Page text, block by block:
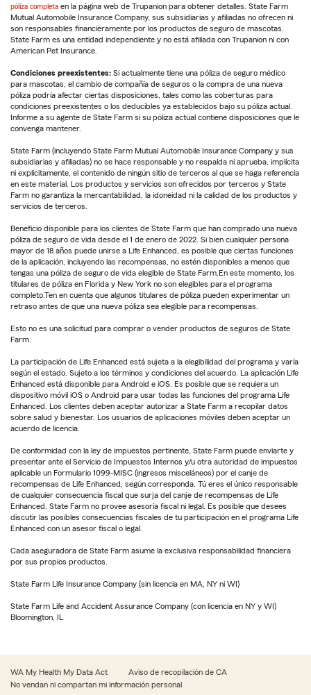
póliza completa en la página web de Trupanion para obtener detalles. State Farm
Mutual Automobile Insurance Company, sus subsidiarias y afiliadas no ofrecen ni
son responsables financieramente por los productos de seguro de mascotas.
State Farm es una entidad independiente y no está afiliada con Trupanion ni con
American Pet Insurance.
Condiciones preexistentes: Si actualmente tiene una póliza de seguro médico
para mascotas, el cambio de compañía de seguros o la compra de una nueva
póliza podría afectar ciertas disposiciones, tales como las coberturas para
condiciones preexistentes o los deducibles ya establecidos bajo su póliza actual.
Informe a su agente de State Farm si su póliza actual contiene disposiciones que le
convenga mantener.
State Farm (incluyendo State Farm Mutual Automobile Insurance Company y sus
subsidiarias y afiliadas) no se hace responsable y no respalda ni aprueba, implícita
ni explícitamente, el contenido de ningún sitio de terceros al que se haga referencia
en este material. Los productos y servicios son ofrecidos por terceros y State
Farm no garantiza la mercantabilidad, la idoneidad ni la calidad de los productos y
servicios de terceros.
Beneficio disponible para los clientes de State Farm que han comprado una nueva
póliza de seguro de vida desde el 1 de enero de 2022. Si bien cualquier persona
mayor de 18 años puede unirse a Life Enhanced, es posible que ciertas funciones
de la aplicación, incluyendo las recompensas, no estén disponibles a menos que
tengas una póliza de seguro de vida elegible de State Farm.En este momento, los
titulares de póliza en Florida y New York no son elegibles para el programa
completo.Ten en cuenta que algunos titulares de póliza pueden experimentar un
retraso antes de que una nueva póliza sea elegible para recompensas.
Esto no es una solicitud para comprar o vender productos de seguros de State
Farm.
La participación de Life Enhanced está sujeta a la elegibilidad del programa y varía
según el estado. Sujeto a los términos y condiciones del acuerdo. La aplicación Life
Enhanced está disponible para Android e iOS. Es posible que se requiera un
dispositivo móvil iOS o Android para usar todas las funciones del programa Life
Enhanced. Los clientes deben aceptar autorizar a State Farm a recopilar datos
sobre salud y bienestar. Los usuarios de aplicaciones móviles deben aceptar un
acuerdo de licencia.
De conformidad con la ley de impuestos pertinente, State Farm puede enviarte y
presentar ante el Servicio de Impuestos Internos y/u otra autoridad de impuestos
aplicable un Formulario 1099-MISC (ingresos misceláneos) por el canje de
recompensas de Life Enhanced, según corresponda. Tú eres el único responsable
de cualquier consecuencia fiscal que surja del canje de recompensas de Life
Enhanced. State Farm no provee asesoría fiscal ni legal. Es posible que desees
discutir las posibles consecuencias fiscales de tu participación en el programa Life
Enhanced con un asesor fiscal o legal.
Cada aseguradora de State Farm asume la exclusiva responsabilidad financiera
por sus propios productos.
State Farm Life Insurance Company (sin licencia en MA, NY ni WI)
State Farm Life and Accident Assurance Company (con licencia en NY y WI)
Bloomington, IL
WA My Health My Data Act
Aviso de recopilación de CA
No vendan ni compartan mi información personal